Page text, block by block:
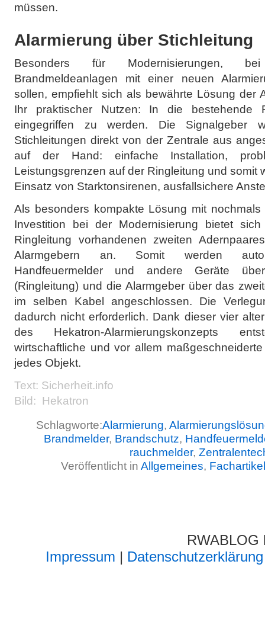
müssen.
Alarmierung über Stichleitung
Besonders für Modernisierungen,
Brandmeldeanlagen mit einer neuen
sollen, empfiehlt sich als bewährte Lösung der
Ihr praktischer Nutzen: In die bestehende
eingegriffen zu werden. Die Signalgeber
Stichleitungen direkt von der Zentrale aus
auf der Hand: einfache Installation,
Leistungsgrenzen auf der Ringleitung und somit
Einsatz von Starktonsirenen, ausfallsichere
Als besonders kompakte Lösung mit
Investition bei der Modernisierung bietet
Ringleitung vorhandenen zweiten
Alarmgebern an. Somit werden
Handfeuermelder und andere Geräte
(Ringleitung) und die Alarmgeber über das
im selben Kabel angeschlossen. Die
dadurch nicht erforderlich. Dank dieser vier
des Hekatron-Alarmierungskonzepts
wirtschaftliche und vor allem
jedes Objekt.
Text: Sicherheit.info
Bild: Hekatron
Schlagworte:Alarmierung,
Brandmelder, Brandschutz,
rauchmelder,
Veröffentlicht in Allgemeines, Fachartikel
Impressum | Datenschutzerklärung